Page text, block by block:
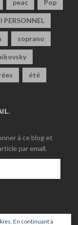
peac Pop
PERSONNEL
soprano
été
à ce blog et
par email.
En continuant à